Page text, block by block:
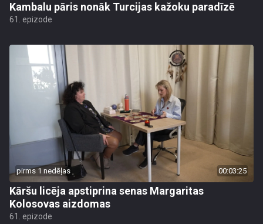
Kambalu pāris nonāk Turcijas kažoku paradīzē
61. epizode
pirms 1 nedēļas 00:03:25
Kāršu licēja apstiprina senas Margaritas
Kolosovas aizdomas
61. epizode